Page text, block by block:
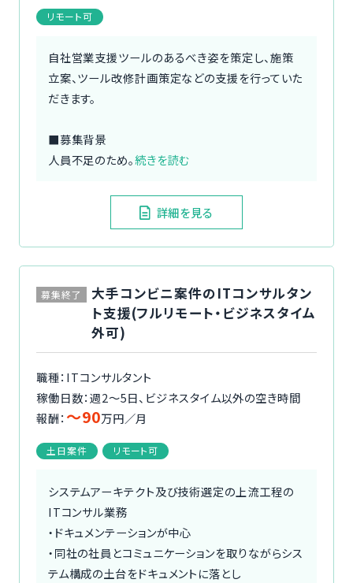
リモート可
自社営業支援ツールのあるべき姿を策定し、施策
立案、ツール改修計画策定などの支援を行っていた
だきます。
■募集背景
人員不足のため。続きを読む
詳細を見る
募集終了
大手コンビニ案件のITコンサルタン
ト支援(フルリモート・ビジネスタイム
外可)
職種：ITコンサルタント
稼働日数：週2〜5日、ビジネスタイム以外の空き時間
報酬： 〜90万円／月
土日案件 リモート可
システムアーキテクト及び技術選定の上流工程の
ITコンサル業務
・ドキュメンテーションが中心
・同社の社員とコミュニケーションを取りながらシス
テム構成の土台をドキュメントに落とし